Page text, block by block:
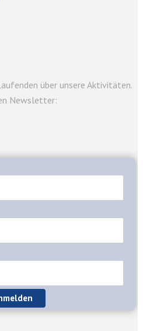
über unsere Aktivitäten.
Newsletter: